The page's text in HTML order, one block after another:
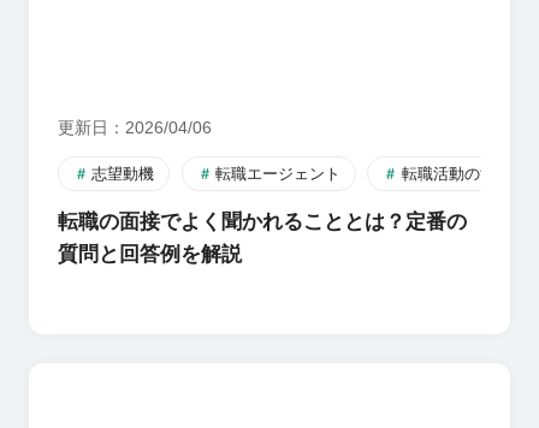
更新日 2026/04/06
志望動機 転職エージェント 転職活動のすすめ
転職の面接でよく聞かれることとは？定番の
質問と回答例を解説